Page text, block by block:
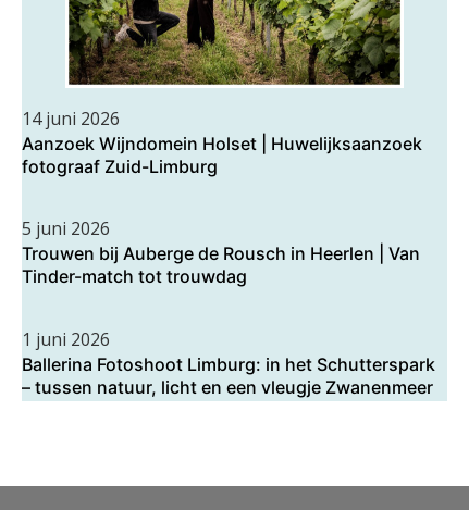
14 juni 2026
Aanzoek Wijndomein Holset | Huwelijksaanzoek
fotograaf Zuid-Limburg
5 juni 2026
Trouwen bij Auberge de Rousch in Heerlen | Van
Tinder-match tot trouwdag
1 juni 2026
Ballerina Fotoshoot Limburg: in het Schutterspark
– tussen natuur, licht en een vleugje Zwanenmeer